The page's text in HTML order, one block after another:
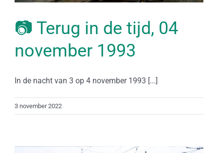
📷 Terug in de tijd, 04
november 1993
In de nacht van 3 op 4 november 1993 [...]
3 november 2022